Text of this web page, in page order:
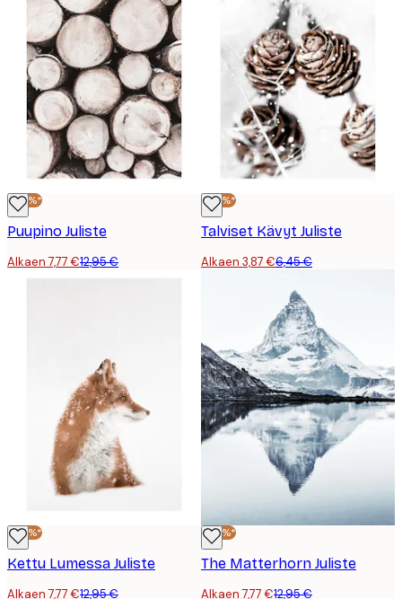
-40%*
Puupino Juliste
Alkaen 7,77 €12,95 €
-40%*
Talviset Kävyt Juliste
Alkaen 3,87 €6,45 €
-40%*
Kettu Lumessa Juliste
Alkaen 7,77 €12,95 €
-40%*
The Matterhorn Juliste
Alkaen 7,77 €12,95 €